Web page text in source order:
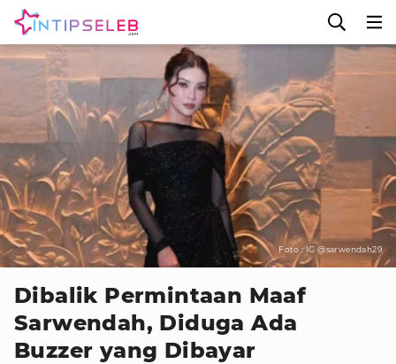
Foto : IG @sarwendah29
Dibalik Permintaan Maaf
Sarwendah, Diduga Ada
Buzzer yang Dibayar